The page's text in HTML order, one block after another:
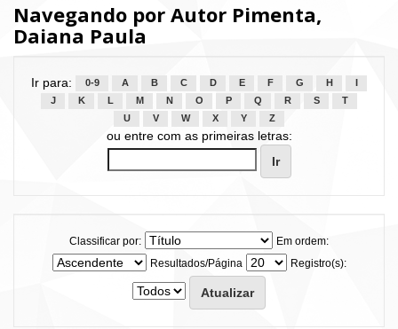
Navegando por Autor Pimenta,
Daiana Paula
Ir para: 0-9 A B C D E F G H
J
K L M N O P Q R S
T
U
V W X Y Z
ou entre com as primeiras letras:
Classificar por:
Em ordem:
Resultados/Página
Registro(s):